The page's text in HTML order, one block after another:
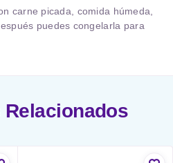
carne picada, comida húmeda,
puedes congelarla para